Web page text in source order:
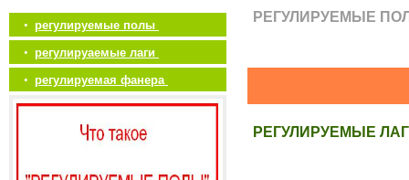
• регулируемые полы
• регулируаемые лаги
• регулируемая фанера
РЕГУЛИРУЕМЫЕ
РЕГУЛИРУЕМЫЕ